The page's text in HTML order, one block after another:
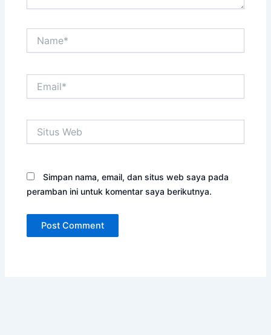
Web
Simpan nama, email, dan situs web saya pada
peramban ini untuk komentar saya berikutnya.